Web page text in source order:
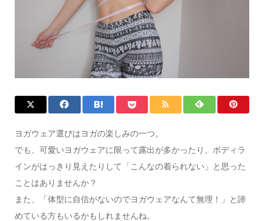
ヨガウェア選びはヨガの楽しみの一つ。
でも、可愛いヨガウェアに限って露出が多かったり、ボディラ
インがはっきり見えたりして「こんなの着られない」と思った
ことはありませんか？
また、「体型に自信がないのでヨガウェアなんて無理！」と諦
めている方もいるかもしれませんね。